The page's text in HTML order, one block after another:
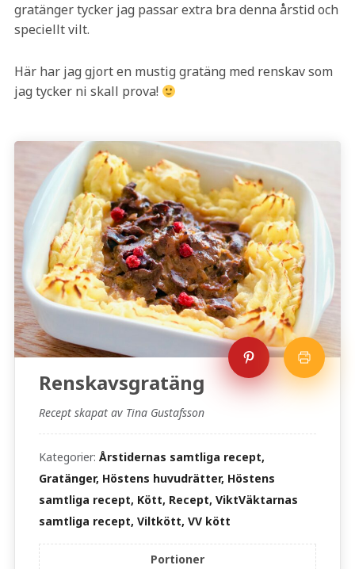
gratänger tycker jag passar extra bra denna årstid och
speciellt vilt.
Här har jag gjort en mustig gratäng med renskav som
jag tycker ni skall prova!
Renskavsgratäng
Recept skapat av Tina Gustafsson
Kategorier: Årstidernas samtliga recept,
Gratänger, Höstens huvudrätter, Höstens
samtliga recept, Kött, Recept, ViktVäktarnas
samtliga recept, Viltkött, VV kött
Portioner